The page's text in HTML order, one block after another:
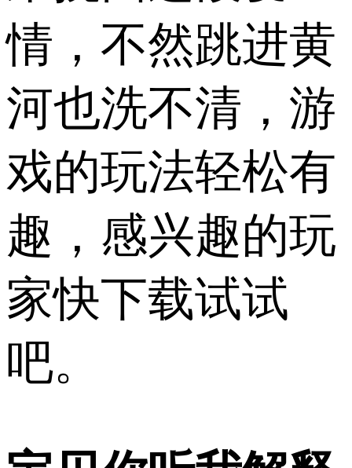
情，不然跳进黄
河也洗不清，游
戏的玩法轻松有
趣，感兴趣的玩
家快下载试试
吧。